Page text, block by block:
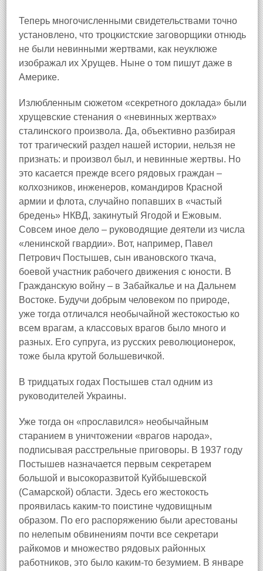
Теперь многочисленными свидетельствами точно
установлено, что троцкистские заговорщики отнюдь
не были невинными жертвами, как неуклюже
изображал их Хрущев. Ныне о том пишут даже в
Америке.
Излюбленным сюжетом «секретного доклада» были
хрущевские стенания о «невинных жертвах»
сталинского произвола. Да, объективно разбирая
тот трагический раздел нашей истории, нельзя не
признать: и произвол был, и невинные жертвы. Но
это касается прежде всего рядовых граждан –
колхозников, инженеров, командиров Красной
армии и флота, случайно попавших в «частый
бредень» НКВД, закинутый Ягодой и Ежовым.
Совсем иное дело – руководящие деятели из числа
«ленинской гвардии». Вот, например, Павел
Петрович Постышев, сын ивановского ткача,
боевой участник рабочего движения с юности. В
Гражданскую войну – в Забайкалье и на Дальнем
Востоке. Будучи добрым человеком по природе,
уже тогда отличался необычайной жестокостью ко
всем врагам, а классовых врагов было много и
разных. Его супруга, из русских революционерок,
тоже была крутой большевичкой.
В тридцатых годах Постышев стал одним из
руководителей Украины.
Уже тогда он «прославился» необычайным
старанием в уничтожении «врагов народа»,
подписывая расстрельные приговоры. В 1937 году
Постышев назначается первым секретарем
большой и высокоразвитой Куйбышевской
(Самарской) области. Здесь его жестокость
проявилась каким‑то поистине чудовищным
образом. По его распоряжению были арестованы
по нелепым обвинениям почти все секретари
райкомов и множество рядовых районных
работников, это было каким‑то безумием. В январе